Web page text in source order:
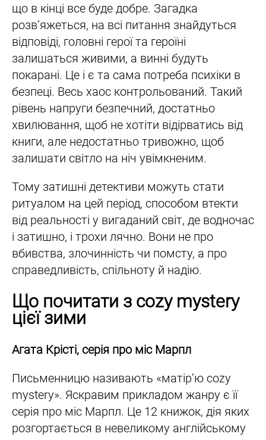
що в кінці все буде добре. Загадка
розв’яжеться, на всі питання знайдуться
відповіді, головні герої та героїні
залишаться живими, а винні будуть
покарані. Це і є та сама потреба психіки в
безпеці. Весь хаос контрольований. Такий
рівень напруги безпечний, достатньо
хвилювання, щоб не хотіти відірватись від
книги, але недостатньо тривожно, щоб
залишати світло на ніч увімкненим.
Тому затишні детективи можуть стати
ритуалом на цей період, способом втекти
від реальності у вигаданий світ, де водночас
і затишно, і трохи лячно. Вони не про
вбивства, злочинність чи помсту, а про
справедливість, спільноту й надію.
Що почитати з cozy mystery
цієї зими
Агата Крісті, серія про міс Марпл
Письменницю називають «матір’ю cozy
mystery». Яскравим прикладом жанру є її
серія про міс Марпл. Це 12 книжок, дія яких
розгортається в невеликому англійському